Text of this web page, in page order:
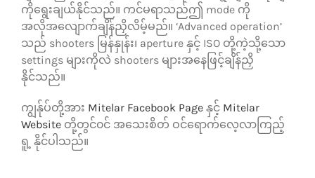
ကိုရွေးချယ်နိုင်သည်။ ကင်မရာသည်ဤ mode ကို
အလိုအလျောက်ချိန်ညှိလိမ့်မည်။ ‘Advanced operation’
သည် shooters မြန်နှုန်း၊ aperture နှင့် ISO တို့ကဲ့သို့သော
settings များကိုလဲ shooters များအနေဖြင့်ချိန်ညှိ
နိုင်သည်။
ကျွန်ုပ်တို့အား Mitelar Facebook Pageနှင့် Mitelar
Websiteတို့တွင်၀င် အသေးစိတ် ဝင်ရောက်လေ့လာကြည့်
ရူ့ နိုင်ပါသည်။